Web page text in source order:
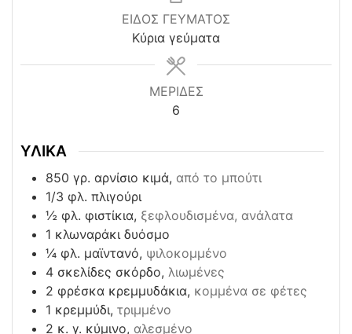
ΕΙΔΟΣ ΓΕΥΜΑΤΟΣ
Κύρια γεύματα
ΜΕΡΙΔΕΣ
6
ΥΛΙΚΑ
850 γρ. αρνίσιο κιμά, από το μπούτι
1/3 φλ. πλιγούρι
½ φλ. φιστίκια, ξεφλουδισμένα, ανάλατα
1 κλωναράκι δυόσμο
¼ φλ. μαϊντανό, ψιλοκομμένο
4 σκελίδες σκόρδο, λιωμένες
2 φρέσκα κρεμμυδάκια, κομμένα σε φέτες
1 κρεμμύδι, τριμμένο
2 κ. γ. κύμινο, αλεσμένο